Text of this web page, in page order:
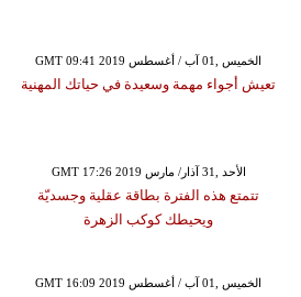
GMT 09:41 2019 الخميس ,01 آب / أغسطس
تعيش أجواء مهمة وسعيدة في حياتك المهنية
GMT 17:26 2019 الأحد ,31 آذار/ مارس
تتمتع هذه الفترة بطاقة عقلية وجسديّة
ويحيطك كوكب الزهرة
GMT 16:09 2019 الخميس ,01 آب / أغسطس